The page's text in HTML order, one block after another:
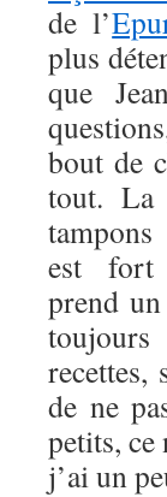
de l’
plus
que
bout de
tout. La
est fort
prend
toujours
de ne
petits, ce
j’ai un